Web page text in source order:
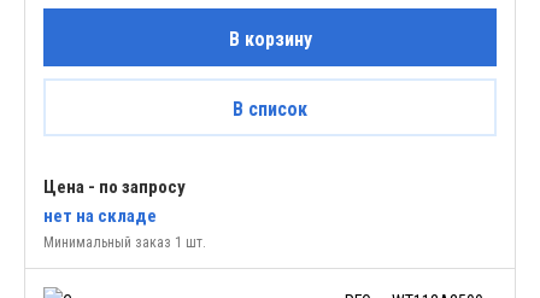
Минимальный заказ 1 шт.
В корзину
В список
Цена - по запросу
нет на складе